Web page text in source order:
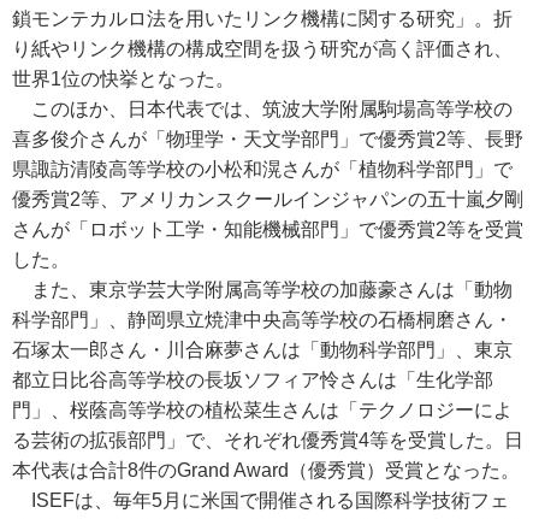
鎖モンテカルロ法を用いたリンク機構に関する研究」。折
り紙やリンク機構の構成空間を扱う研究が高く評価され、
世界1位の快挙となった。
このほか、日本代表では、筑波大学附属駒場高等学校の
喜多俊介さんが「物理学・天文学部門」で優秀賞2等、長野
県諏訪清陵高等学校の小松和滉さんが「植物科学部門」で
優秀賞2等、アメリカンスクールインジャパンの五十嵐夕剛
さんが「ロボット工学・知能機械部門」で優秀賞2等を受賞
した。
また、東京学芸大学附属高等学校の加藤豪さんは「動物
科学部門」、静岡県立焼津中央高等学校の石橋桐磨さん・
石塚太一郎さん・川合麻夢さんは「動物科学部門」、東京
都立日比谷高等学校の長坂ソフィア怜さんは「生化学部
門」、桜蔭高等学校の植松菜生さんは「テクノロジーによ
る芸術の拡張部門」で、それぞれ優秀賞4等を受賞した。日
本代表は合計8件のGrand Award（優秀賞）受賞となった。
ISEFは、毎年5月に米国で開催される国際科学技術フェ